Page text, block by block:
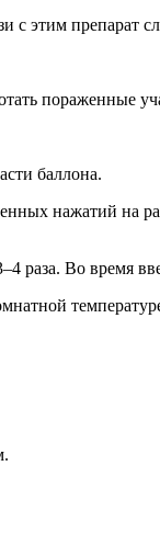
с этим препарат
пораженные
баллона.
нажатий на
раза. Во время